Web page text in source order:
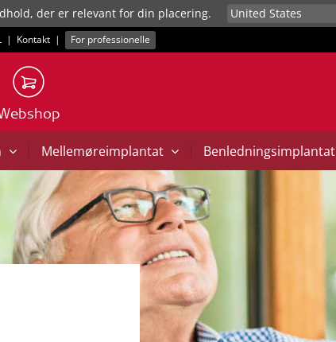
der er relevant for din placering.
| Kontakt | For professionelle
| Mellemøreimplantat | Benledningsimplantat